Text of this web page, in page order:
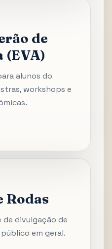
de
(EVA)
alunos do
workshops e
Rodas
divulgação de
em geral.